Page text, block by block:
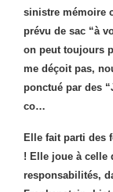
sinistre mémoire
prévu de sac “à
on peut toujours
me déçoit pas,
ponctué par des
co…
Elle fait parti des
! Elle joue à celle
responsabilités,